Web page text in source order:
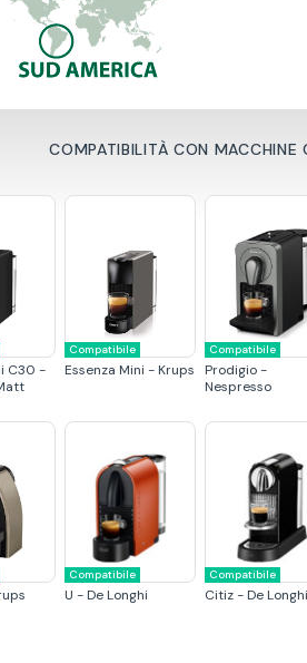
COMPATIBILITÀ CON MACCHINE
C30 -
Compatibile
Essenza Mini - Krups
Compatibile
Prodigio -
Nespresso
Compatibile
U - De Longhi
Compatibile
Citiz - De Longhi